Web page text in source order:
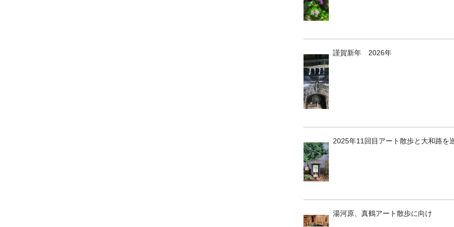
謹賀新年 2026年
2025年11回目アート散歩と大和路を
湯河原、真鶴アート散歩に向け